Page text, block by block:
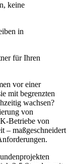
keine
in
für Ihren
vor einer
mit begrenzten
wachsen?
von
Betriebe von
– maßgeschneidert